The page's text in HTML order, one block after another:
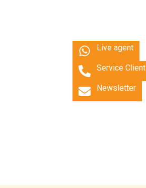
Live agent
Service Client
Newsletter